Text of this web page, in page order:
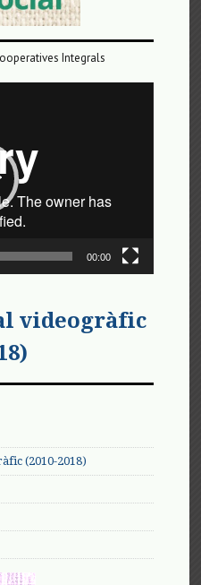
Integrals
00:00
videogràfic
(2010-2018)